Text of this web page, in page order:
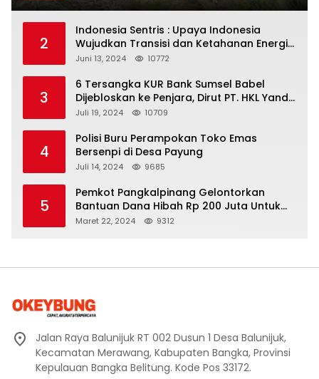
2
Indonesia Sentris : Upaya Indonesia
Wujudkan Transisi dan Ketahanan Energi
yang Berkelanjutan
Juni 13, 2024 10772
3
6 Tersangka KUR Bank Sumsel Babel
Dijebloskan ke Penjara, Dirut PT. HKL Yandi
Mangkir dari Panggilan Kejati
Juli 19, 2024 10709
4
Polisi Buru Perampokan Toko Emas
Bersenpi di Desa Payung
Juli 14, 2024 9685
5
Pemkot Pangkalpinang Gelontorkan
Bantuan Dana Hibah Rp 200 Juta Untuk
Pembangunan Masjid H. Bakri
Maret 22, 2024 9312
Jalan Raya Balunijuk RT 002 Dusun 1 Desa Balunijuk,
Kecamatan Merawang, Kabupaten Bangka, Provinsi
Kepulauan Bangka Belitung. Kode Pos 33172.